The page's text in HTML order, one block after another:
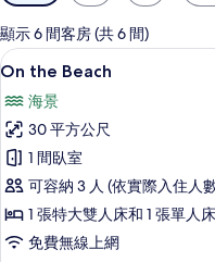
用
的
客
房
篩
選
條
件
顯示 6 間客房 (共 6 間)
顯
On
the
Beach
的
所
有
10
On the Beach
海景
30 平方公尺
1 間臥室
可容納 3 人 (依實際入住人
1 張特大雙人床和 1 張單人床
免費無線上網